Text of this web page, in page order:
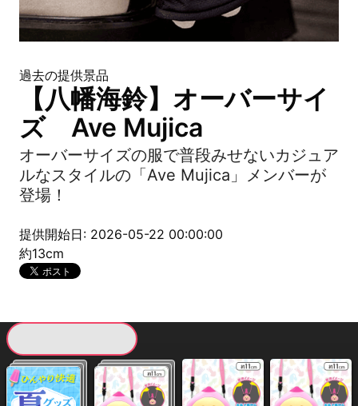
過去の提供景品
【八幡海鈴】オーバーサイ
ズ Ave Mujica
オーバーサイズの服で普段みせないカジュア
ルなスタイルの「Ave Mujica」メンバーが
登場！
提供開始日: 2026-05-22 00:00:00
約13cm